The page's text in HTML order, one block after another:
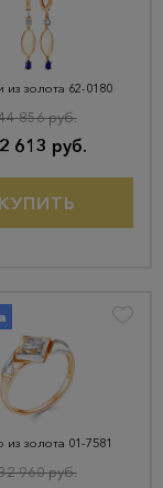
из золота 62-0180
613 руб.
856 руб.
КУПИТЬ
из золота 01-7581
960 руб.